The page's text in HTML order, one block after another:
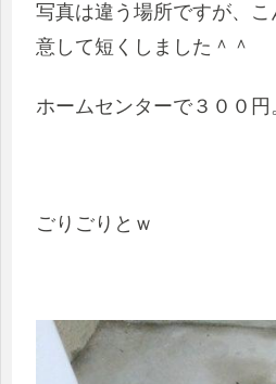
写真は違う場所ですが、
意して短くしました＾＾
ホームセンターで３００円
ごりごりとｗ